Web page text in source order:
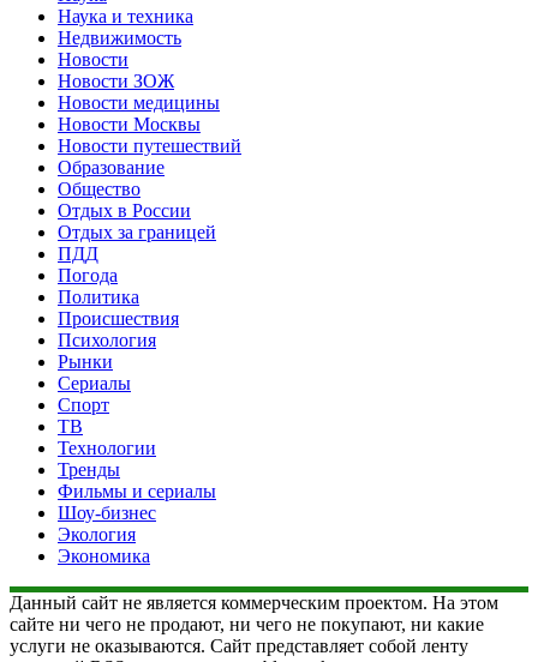
Наука и техника
Недвижимость
Новости
Новости ЗОЖ
Новости медицины
Новости Москвы
Новости путешествий
Образование
Общество
Отдых в России
Отдых за границей
ПДД
Погода
Политика
Происшествия
Психология
Рынки
Сериалы
Спорт
ТВ
Технологии
Тренды
Фильмы и сериалы
Шоу-бизнес
Экология
Экономика
Данный сайт не является коммерческим проектом. На этом
сайте ни чего не продают, ни чего не покупают, ни какие
услуги не оказываются. Сайт представляет собой ленту